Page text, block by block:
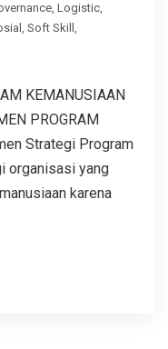
, Logistic,
, Soft Skill ,
KEMANUSIAAN
PROGRAM
Strategi Program
organisasi yang
karena